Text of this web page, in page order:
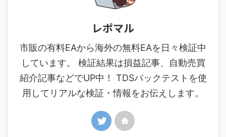
レポマル
市販の有料EAから海外の無料EAを日々検証中
しています。 検証結果は損益記事、自動売買
紹介記事などでUP中！ TDSバックテストを使
用してリアルな検証・情報をお伝えします。